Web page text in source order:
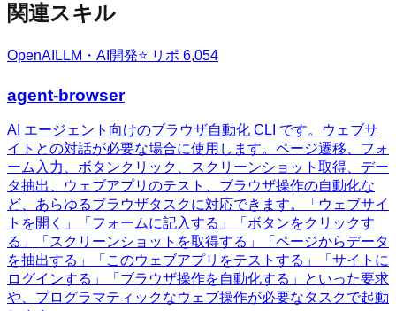
関連スキル
OpenAI LLM・AI開発⭐ リポ 6,054
agent-browser
AI エージェント向けのブラウザ自動化 CLI です。ウェブサ
イトとの対話が必要な場合に使用します。ページ遷移、フォ
ーム入力、ボタンクリック、スクリーンショット取得、デー
タ抽出、ウェブアプリのテスト、ブラウザ操作の自動化な
ど、あらゆるブラウザタスクに対応できます。「ウェブサイ
トを開く」「フォームに記入する」「ボタンをクリックす
る」「スクリーンショットを取得する」「ページからデータ
を抽出する」「このウェブアプリをテストする」「サイトに
ログインする」「ブラウザ操作を自動化する」といった要求
や、プログラマティックなウェブ操作が必要なタスクで起動